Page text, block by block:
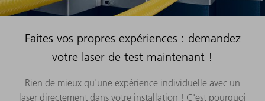
Faites vos propres expériences : demandez
votre laser de test maintenant !
Rien de mieux qu'une expérience individuelle avec un
laser directement dans votre installation ! C'est pourquoi